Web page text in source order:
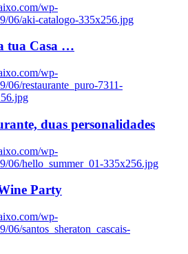
wp-
06/aki-catalogo-335x256.jpg
tua Casa …
wp-
06/restaurante_puro-7311-
duas personalidades
wp-
06/hello_summer_01-335x256.jpg
Party
wp-
06/santos_sheraton_cascais-